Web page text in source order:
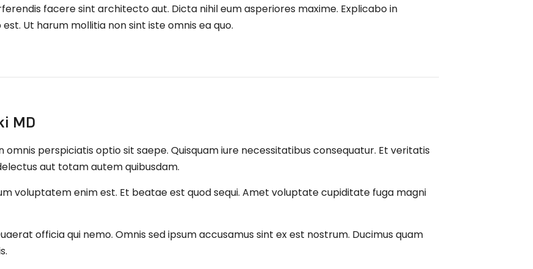
facere sint architecto aut. Dicta nihil eum asperiores maxime. Explicabo in
Ut harum mollitia non sint iste omnis ea quo.
MD
omnis perspiciatis optio sit saepe. Quisquam iure necessitatibus consequatur. Et veritatis
aut totam autem quibusdam.
voluptatem enim est. Et beatae est quod sequi. Amet voluptate cupiditate fuga magni
officia qui nemo. Omnis sed ipsum accusamus sint ex est nostrum. Ducimus quam